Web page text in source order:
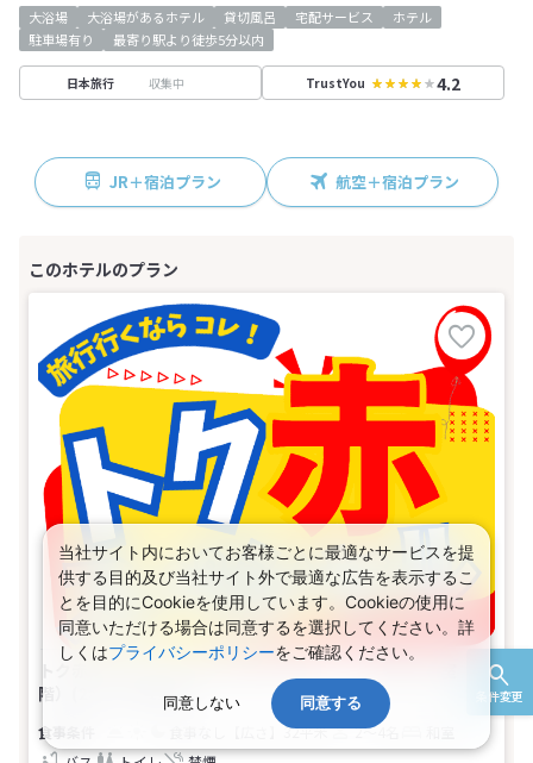
条件変更
大浴場 大浴場があるホテル 貸切風呂 宅配サービス
ホテル
駐車場有り
最寄り駅より徒歩5分以内
日本旅行 収集中 TrustYou 4.2
JR＋宿泊プラン 航空＋宿泊プラン
トク赤スペシャル★京都・滋賀・奈良 －【禁煙】和室（３
階）(2名～4名1室)
【広さ】32平米 2～4名
当社サイト内においてお客様ごとに最適なサービスを提
供する目的及び当社サイト外で最適な広告を表示するこ
とを目的にCookieを使用しています。Cookieの使用に
同意いただける場合は同意するを選択してください。詳
しくはプライバシーポリシーをご確認ください。
同意しない 同意する